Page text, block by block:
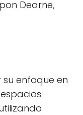
Dearne,
enfoque en